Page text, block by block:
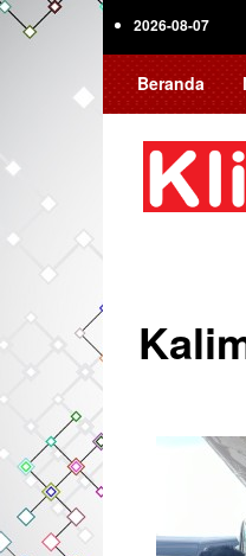
Skip
2026-08-07
Beranda
Pagination